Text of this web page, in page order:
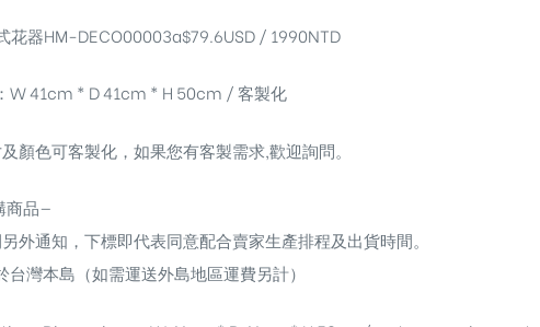
花器HM-DECO00003a$79.6USD / 1990NTD
W 41cm * D 41cm * H 50cm / 客製化
顏色可客製化，如果您有客製需求,歡迎詢問。
商品—
外通知，下標即代表同意配合賣家生產排程及出貨時間。
台灣本島（如需運送外島地區運費另計）